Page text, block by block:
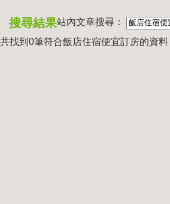
搜尋結果站內文章搜尋：
共找到0筆符合飯店住宿便宜訂房的資料